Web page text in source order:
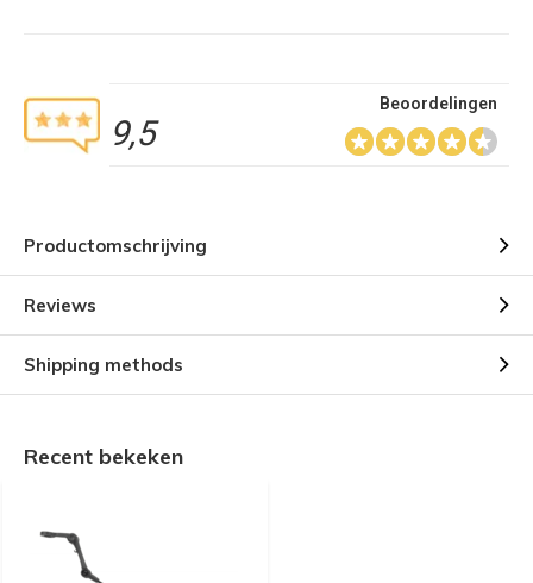
9,5
Beoordelingen
Productomschrijving
Reviews
Shipping methods
Recent bekeken